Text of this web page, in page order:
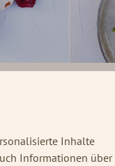
De
Fast um
Inhalte
Informationen über